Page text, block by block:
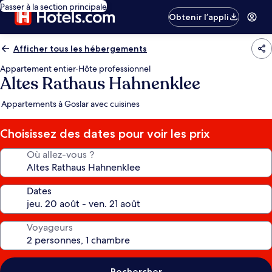
Passer à la section principale
Obtenir l’appli
Afficher tous les hébergements
Appartement entier·Hôte professionnel
Altes Rathaus Hahnenklee
Appartements à Goslar avec cuisines
Choisissez des dates pour voir les prix
Où allez-vous ?
Dates
Voyageurs